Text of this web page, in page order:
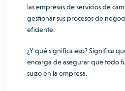
las empresas de servicios de
gestionar sus procesos de
eficiente.
¿Y qué significa eso? Significa
encarga de asegurar que todo
suizo en la empresa.